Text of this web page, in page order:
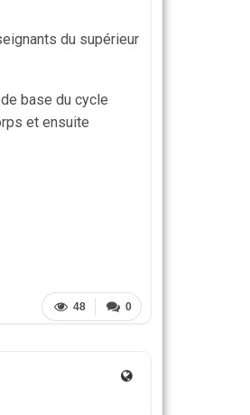
du supérieur
base du cycle
et ensuite
0
48